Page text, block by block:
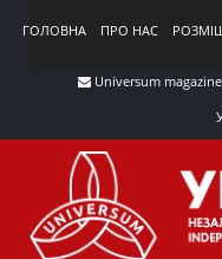
ГОЛОВНА ПРО НАС
Universum